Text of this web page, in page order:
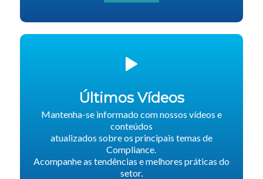
Últimos Vídeos
Mantenha-se informado com nossos vídeos e
conteúdos
atualizados sobre os principais temas de
Compliance.
Acompanhe as tendências e melhores práticas do
setor.